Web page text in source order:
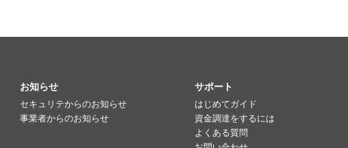
お知らせ
セキュリテからのお知らせ
事業者からのお知らせ
サポート
はじめてガイド
資金調達をするには
よくある質問